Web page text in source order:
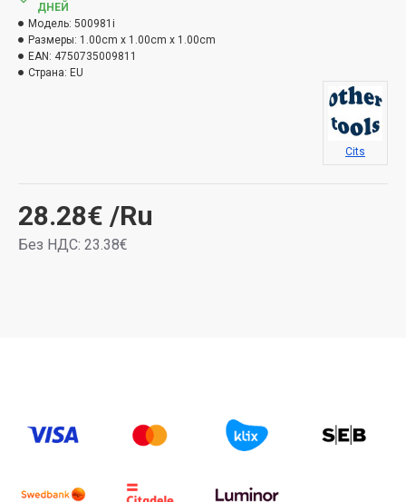
28.28€ /Ru
Без НДС: 23.38€
ДНЕЙ
Модель: 500981i
Размеры: 1.00cm x 1.00cm x 1.00cm
EAN: 4750735009811
Страна: EU
Cits